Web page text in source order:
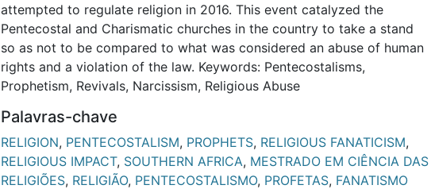
attempted to regulate religion in 2016. This event catalyzed the
Pentecostal and Charismatic churches in the country to take a stand
so as not to be compared to what was considered an abuse of human
rights and a violation of the law. Keywords: Pentecostalisms,
Prophetism, Revivals, Narcissism, Religious Abuse
Palavras-chave
RELIGION, PENTECOSTALISM, PROPHETS, RELIGIOUS FANATICISM,
RELIGIOUS IMPACT, SOUTHERN AFRICA, MESTRADO EM CIÊNCIA DAS
RELIGIÕES, RELIGIÃO, PENTECOSTALISMO, PROFETAS, FANATISMO